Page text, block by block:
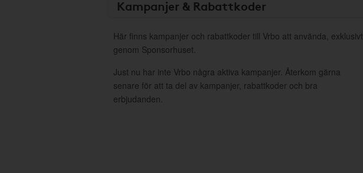
Kampanjer & Rabattkoder
Här finns kampanjer och rabattkoder till Vrbo att använda, exklusivt
genom Sponsorhuset.
Just nu har inte Vrbo några aktiva kampanjer. Återkom gärna
senare för att ta del av kampanjer, rabattkoder och bra
erbjudanden.